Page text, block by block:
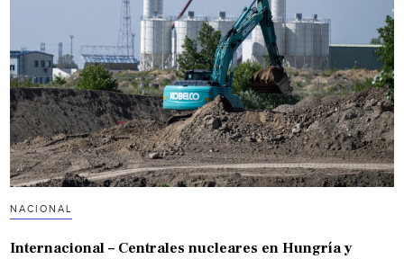
NACIONAL
Internacional – Centrales nucleares en Hungría y